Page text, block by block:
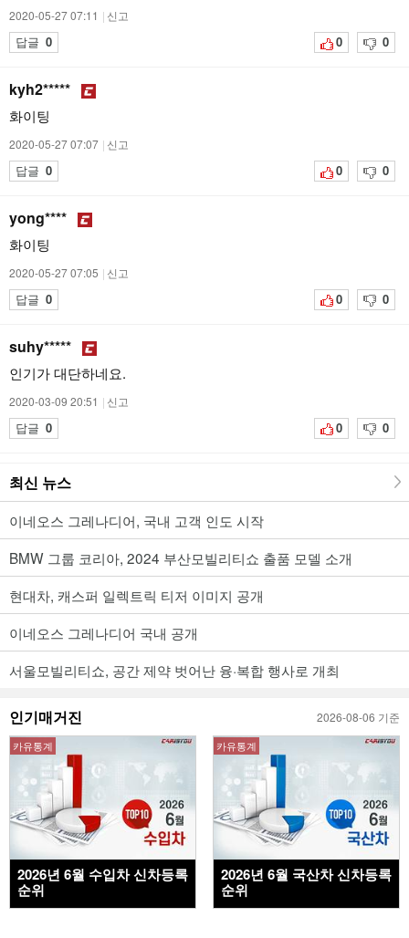
2020-05-27 07:11 | 신고
답글 0 0 0
kyh2*****
화이팅
2020-05-27 07:07 | 신고
답글 0 0 0
yong****
화이팅
2020-05-27 07:05 | 신고
답글 0 0 0
suhy*****
인기가 대단하네요.
2020-03-09 20:51 | 신고
답글 0 0 0
최신 뉴스
이네오스 그레나디어, 국내 고객 인도 시작
BMW 그룹 코리아, 2024 부산모빌리티쇼 출품 모델 소개
현대차, 캐스퍼 일렉트릭 티저 이미지 공개
이네오스 그레나디어 국내 공개
서울모빌리티쇼, 공간 제약 벗어난 융·복합 행사로 개최
인기매거진 2026-08-06 기준
카유통계
2026년 6월 수입차 신차등록
순위
카유통계
2026년 6월 국산차 신차등록
순위